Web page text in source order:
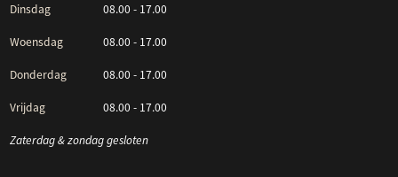
Dinsdag 08.00 - 17.00
Woensdag 08.00 - 17.00
Donderdag 08.00 - 17.00
Vrijdag 08.00 - 17.00
Zaterdag & zondag gesloten